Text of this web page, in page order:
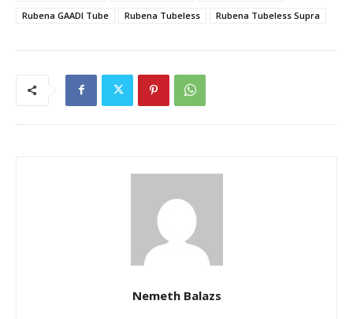
Rubena GAADI Tube
Rubena Tubeless Rubena Tubeless Supra
Nemeth Balazs